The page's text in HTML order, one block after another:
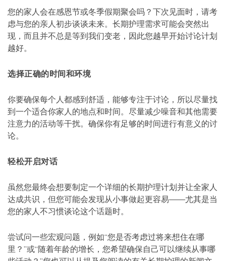
您的家人会在感恩节或冬季假期聚会吗？下次见面时，请考
虑与您的亲人初步谈谈未来。长期护理需求可能会突然出
现，而且并不总是等到我们变老，因此您越早开始讨论计划
越好。
选择正确的时间和环境
你要确保每个人都感到舒适，能够专注于讨论，所以尽量找
到一个适合你家人的地点和时间。尽量减少噪音和其他需要
注意力的活动等干扰。确保你有足够的时间进行有意义的讨
论。
轻松开启对话
虽然您最终会想要制定一个详细的长期护理计划并让全家人
达成共识，但您可能会发现从小事做起更容易——尤其是当
您的家人不习惯谈论这个话题时。
尝试问一些宏观问题，例如“您是否考虑过将来想住在哪
里？”或“随着年龄的增长，您希望确保自己可以继续从事哪